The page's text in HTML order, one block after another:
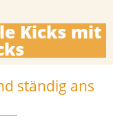
Kicks mit
ständig ans